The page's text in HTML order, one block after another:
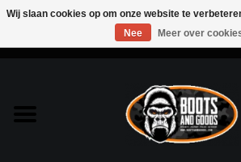
Bags & Packs
Wij slaan cookies op om onze website te
Nee
Meer over